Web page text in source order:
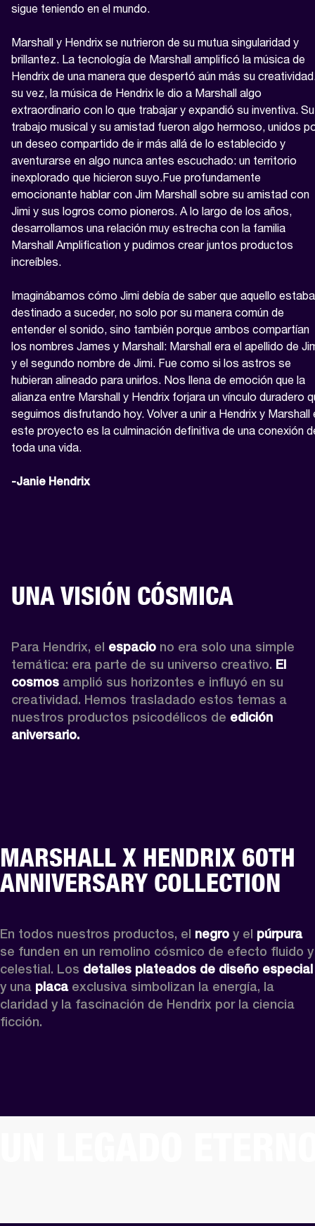
sigue teniendo en el mundo.
Marshall y Hendrix se nutrieron de su mutua singularidad y
brillantez. La tecnología de Marshall amplificó la música de
Hendrix de una manera que despertó aún más su
su vez, la música de Hendrix le dio a Marshall algo
extraordinario con lo que trabajar y expandió su inventiva. Su
trabajo musical y su amistad fueron algo hermoso, unidos
un deseo compartido de ir más allá de lo establecido y
aventurarse en algo nunca antes escuchado: un territorio
inexplorado que hicieron suyo.Fue profundamente
emocionante hablar con Jim Marshall sobre su amistad con
Jimi y sus logros como pioneros. A lo largo de los años,
desarrollamos una relación muy estrecha con la familia
Marshall Amplification y pudimos crear juntos productos
increíbles.
Imaginábamos cómo Jimi debía de saber que aquello estaba
destinado a suceder, no solo por su manera común de
entender el sonido, sino también porque ambos compartían
los nombres James y Marshall: Marshall era el apellido de
y el segundo nombre de Jimi. Fue como si los astros se
hubieran alineado para unirlos. Nos llena de emoción que la
alianza entre Marshall y Hendrix forjara un vínculo duradero
seguimos disfrutando hoy. Volver a unir a Hendrix y Marshall
este proyecto es la culminación definitiva de una conexión
toda una vida.
-Janie Hendrix
UNA VISIÓN CÓSMICA
Para Hendrix, el espacio no era solo una simple
temática: era parte de su universo creativo. El
cosmos amplió sus horizontes e influyó en su
creatividad. Hemos trasladado estos temas a
nuestros productos psicodélicos de edición
aniversario.
MARSHALL X HENDRIX 60TH
ANNIVERSARY COLLECTION
En todos nuestros productos, el negro y el púrpura
se funden en un remolino cósmico de efecto fluido y
celestial. Los detalles plateados de diseño especial
y una placa exclusiva simbolizan la energía, la
claridad y la fascinación de Hendrix por la ciencia
ficción.